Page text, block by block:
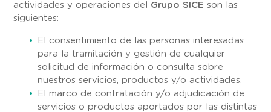
actividades y operaciones del Grupo SICEson las
siguientes:
El consentimiento de las personas interesadas
para la tramitación y gestión de cualquier
solicitud de información o consulta sobre
nuestros servicios, productos y/o actividades.
El marco de contratación y/o adjudicación de
servicios o productos aportados por las distintas